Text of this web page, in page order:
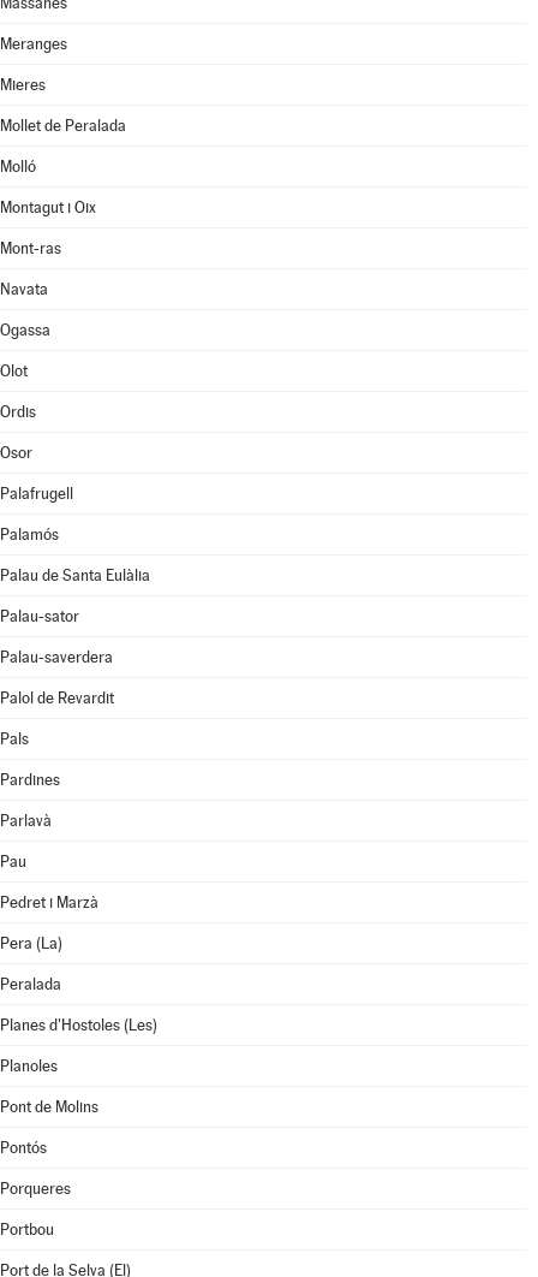
Meranges
Mieres
Mollet de Peralada
Molló
Montagut i Oix
Mont-ras
Navata
Ogassa
Olot
Ordis
Osor
Palafrugell
Palamós
Palau de Santa Eulàlia
Palau-sator
Palau-saverdera
Palol de Revardit
Pals
Pardines
Parlavà
Pau
Pedret i Marzà
Pera (La)
Peralada
Planes d'Hostoles (Les)
Planoles
Pont de Molins
Pontós
Porqueres
Portbou
Port de la Selva (El)